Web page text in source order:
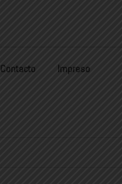
Contacto
Impreso